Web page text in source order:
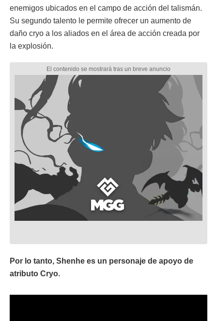
enemigos ubicados en el campo de acción del talismán.
Su segundo talento le permite ofrecer un aumento de
daño cryo a los aliados en el área de acción creada por
la explosión.
Por lo tanto, Shenhe es un personaje de apoyo de
atributo Cryo.